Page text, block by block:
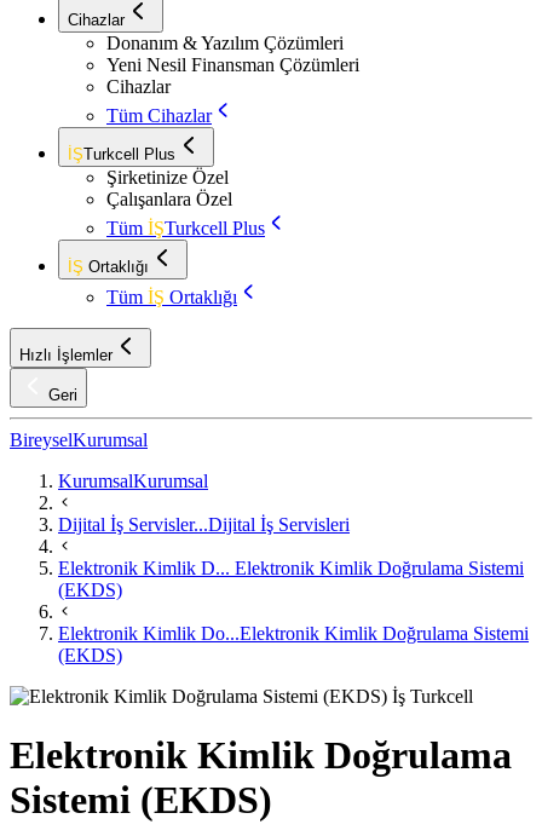
Cihazlar
Donanım & Yazılım Çözümleri
Yeni Nesil Finansman Çözümleri
Cihazlar
Tüm Cihazlar
İŞTurkcell Plus
Şirketinize Özel
Çalışanlara Özel
Tüm İŞTurkcell Plus
İŞ Ortaklığı
Tüm İŞ Ortaklığı
Hızlı İşlemler
Geri
BireyselKurumsal
KurumsalKurumsal
Dijital İş Servisler...Dijital İş Servisleri
Elektronik Kimlik D... Elektronik Kimlik Doğrulama Sistemi
(EKDS)
Elektronik Kimlik Do...Elektronik Kimlik Doğrulama Sistemi
(EKDS)
Elektronik Kimlik Doğrulama
Sistemi (EKDS)